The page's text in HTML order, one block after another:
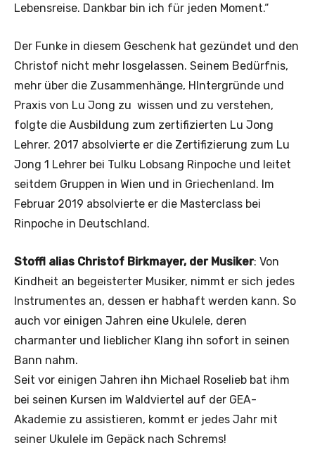
Lebensreise. Dankbar bin ich für jeden Moment.“
Der Funke in diesem Geschenk hat gezündet und den
Christof nicht mehr losgelassen. Seinem Bedürfnis,
mehr über die Zusammenhänge, HIntergründe und
Praxis von Lu Jong zu wissen und zu verstehen,
folgte die Ausbildung zum zertifizierten Lu Jong
Lehrer. 2017 absolvierte er die Zertifizierung zum Lu
Jong 1 Lehrer bei Tulku Lobsang Rinpoche und leitet
seitdem Gruppen in Wien und in Griechenland. Im
Februar 2019 absolvierte er die Masterclass bei
Rinpoche in Deutschland.
Stoffl alias Christof Birkmayer, der Musiker: Von
Kindheit an begeisterter Musiker, nimmt er sich jedes
Instrumentes an, dessen er habhaft werden kann. So
auch vor einigen Jahren eine Ukulele, deren
charmanter und lieblicher Klang ihn sofort in seinen
Bann nahm.
Seit vor einigen Jahren ihn Michael Roselieb bat ihm
bei seinen Kursen im Waldviertel auf der GEA-
Akademie zu assistieren, kommt er jedes Jahr mit
seiner Ukulele im Gepäck nach Schrems!